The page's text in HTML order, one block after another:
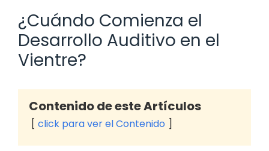
¿Cuándo Comienza el
Desarrollo Auditivo en el
Vientre?
Contenido de este Artículos
click para ver el Contenido